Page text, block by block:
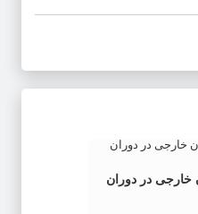
خارجی در دوران